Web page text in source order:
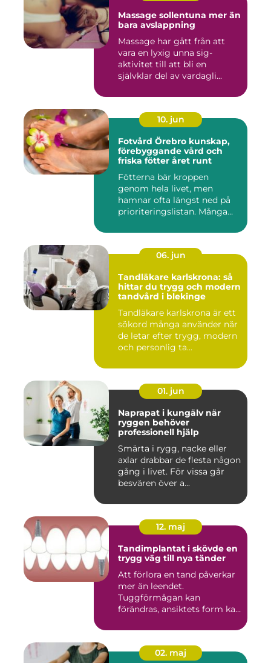
Massage sollentuna mer än
bara avslappning
Massage har gått från att
vara en lyxig unna sig-
aktivitet till att bli en
självklar del av vardagli...
10. jun
Fotvård Örebro kunskap,
förebyggande vård och
friska fötter året runt
Fötterna bär kroppen
genom hela livet, men
hamnar ofta längst ned på
prioriteringslistan. Många
06. jun
Tandläkare karlskrona: så
hittar du trygg och modern
tandvård i blekinge
Tandläkare karlskrona är ett
sökord många använder när
de letar efter trygg, modern
och personlig ta...
01. jun
Naprapat i kungälv när
ryggen behöver
professionell hjälp
Smärta i rygg, nacke eller
axlar drabbar de flesta någon
gång i livet. För vissa går
besvären över a...
12. maj
Tandimplantat i skövde en
trygg väg till nya tänder
Att förlora en tand påverkar
mer än leendet.
Tuggförmågan kan
förändras, ansiktets form kan
02. maj